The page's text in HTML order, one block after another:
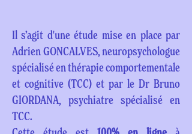
Il s’agit d'une étude mise en place par
Adrien GONCALVES, neuropsychologue
spécialisé en thérapie comportementale
et cognitive (TCC) et par le Dr Bruno
GIORDANA, psychiatre spécialisé en
TCC.